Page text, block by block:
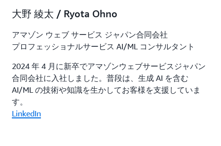
大野 綾太 / Ryota Ohno
アマゾン ウェブ サービス ジャパン合同会社
プロフェッショナルサービス AI/ML コンサルタント
2024 年 4 月に新卒でアマゾンウェブサービスジャパン
合同会社に入社しました。普段は、生成 AI を含む
AI/ML の技術や知識を生かしてお客様を支援していま
す。
LinkedIn